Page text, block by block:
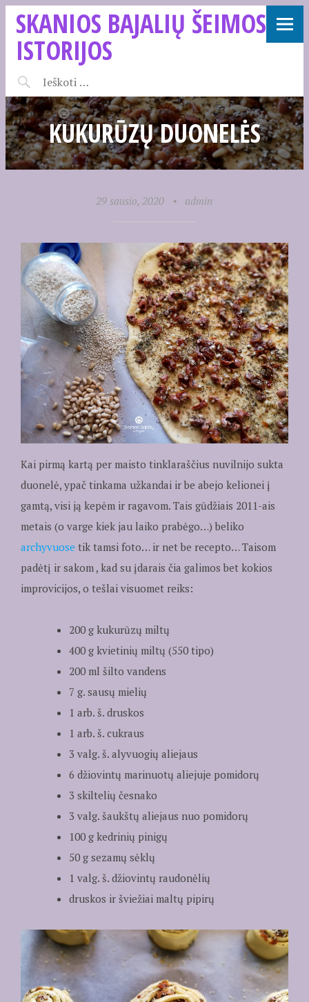
SKANIOS BAJALIŲ ŠEIMOS
ISTORIJOS
KUKURŪZŲ DUONELĖS
29 sausio, 2020 • admin
Kai pirmą kartą per maisto tinklaraščius nuvilnijo sukta
duonelė, ypač tinkama užkandai ir be abejo kelionei į
gamtą, visi ją kepėm ir ragavom. Tais gūdžiais 2011-ais
metais (o varge kiek jau laiko prabėgo…) beliko
archyvuose tik tamsi foto… ir net be recepto… Taisom
padėtį ir sakom , kad su įdarais čia galimos bet kokios
improvicijos, o tešlai visuomet reiks:
200 g kukurūzų miltų
400 g kvietinių miltų (550 tipo)
200 ml šilto vandens
7 g. sausų mielių
1 arb. š. druskos
1 arb. š. cukraus
3 valg. š. alyvuogių aliejaus
6 džiovintų marinuotų aliejuje pomidorų
3 skiltelių česnako
3 valg. šaukštų aliejaus nuo pomidorų
100 g kedrinių pinigų
50 g sezamų sėklų
1 valg. š. džiovintų raudonėlių
druskos ir šviežiai maltų pipirų